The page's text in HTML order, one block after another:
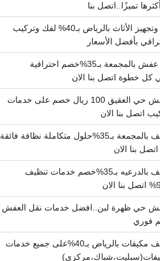
تميزًا..اتصل بنا
شركة نقل وتجهيز الأثاث بالرياض بـ40% لفك وتركيب
بأفضل الأسعار
شركة نقل عفش بالمجمعة بـ35%خصم احترافية
كل خطوة اتصل بنا الان
دينا نقل عفش حي العقيق 100 ريال خصم على خدمات
اتصل بنا الان
شركة تنظيف بالمجمعة بـ35%حلول متكاملة نظافة فائقة
بنا الان
شركة تنظيف بالدرعيه بـ35%خصم خدمات تنظيف
حي ظهرة لبن..افضل خدمات نقل العفش
شركة تنظيف مكيفات بالرياض بـ40%على جميع خدمات